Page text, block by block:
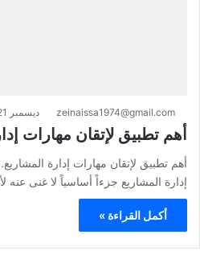
zeinaissa1974@gmail.com ديسمبر 21, 2025
أهم تطبيق لإتقان مهارات
أهم تطبيق لإتقان مهارات إدارة
إدارة المشاريع جزءاً أساسياً لا غنى
أكمل القراءة »